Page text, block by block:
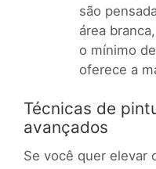
são
área
o mínimo
oferece a
Técnicas de
avançados
Se você quer elevar